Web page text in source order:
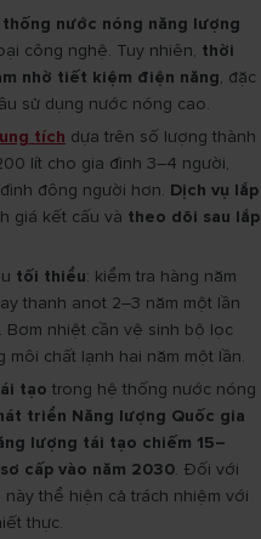
nước nóng năng lượng
công nghệ. Tuy nhiên, thời
nhờ tiết kiệm điện năng, đặc
sử dụng nước nóng cao.
tích dựa trên số lượng thành
lít cho gia đình 3–4 người,
đông người hơn. Dịch vụ lắp
giá kết cấu và theo dõi sau lắp
tối thiểu: kiểm tra hàng năm
thanh anot 2–3 năm một lần
nhiệt cần vệ sinh bộ lọc
môi chất lạnh hai năm một lần.
tạo trong hệ thống nước nóng
triển Năng lượng Quốc gia
lượng tái tạo chiếm 15–
cấp vào năm 2030. Đối với
thể hiện cả trách nhiệm với
thực.